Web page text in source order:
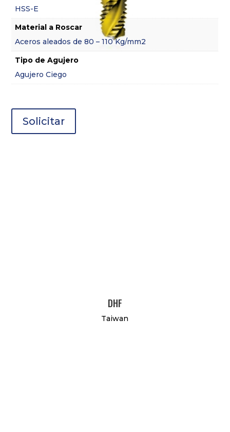
HSS-E
Material a Roscar
Aceros aleados de 80 – 110 Kg/mm2
Tipo de Agujero
Agujero Ciego
Solicitar
DHF
Taiwan